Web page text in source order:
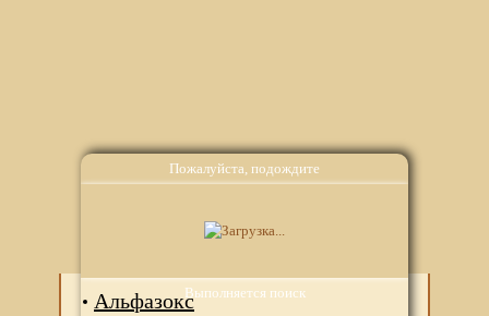
Пожалуйста, подождите
Выполняется поиск
Аналоги
Альфазокс